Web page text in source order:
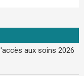
aux soins 2026